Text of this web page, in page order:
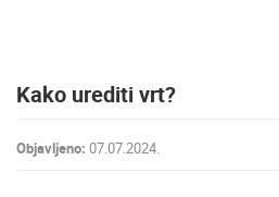
WEB
TERMS OF
Kako urediti vrt?
Objavljeno: 07.07.2024.